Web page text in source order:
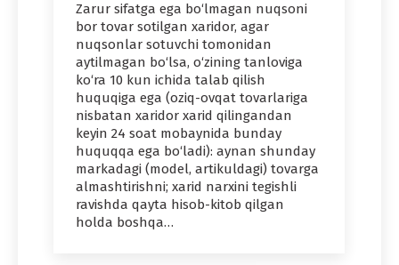
Zarur sifatga ega bo‘lmagan nuqsoni
bor tovar sotilgan xaridor, agar
nuqsonlar sotuvchi tomonidan
aytilmagan bo‘lsa, o‘zining tanloviga
ko‘ra 10 kun ichida talab qilish
huquqiga ega (oziq-ovqat tovarlariga
nisbatan xaridor xarid qilingandan
keyin 24 soat mobaynida bunday
huquqqa ega bo‘ladi): aynan shunday
markadagi (model, artikuldagi) tovarga
almashtirishni; xarid narxini tegishli
ravishda qayta hisob-kitob qilgan
holda boshqa…